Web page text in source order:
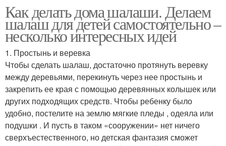
Как делать дома шалаши. Делаем
шалаш для детей самостоятельно –
несколько интересных идей
1. Простынь и веревка
Чтобы сделать шалаш, достаточно протянуть веревку
между деревьями, перекинуть через нее простынь и
закрепить ее края с помощью деревянных колышек или
других подходящих средств. Чтобы ребенку было
удобно, постелите на землю мягкие пледы , одеяла или
подушки . И пусть в таком «сооружении» нет ничего
сверхъестественного, но детская фантазия сможет